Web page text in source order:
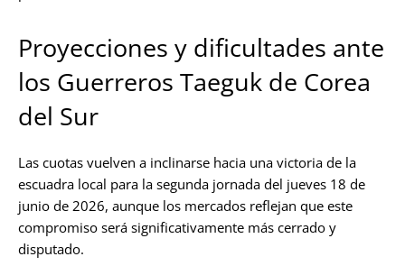
Proyecciones y dificultades ante
los Guerreros Taeguk de Corea
del Sur
Las cuotas vuelven a inclinarse hacia una victoria de la
escuadra local para la segunda jornada del jueves 18 de
junio de 2026, aunque los mercados reflejan que este
compromiso será significativamente más cerrado y
disputado.